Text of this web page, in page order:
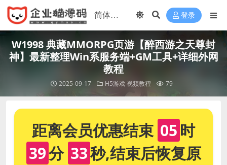
登录
W1998 典藏MMORPG页游【醉西游之天尊封
神】最新整理Win系服务端+GM工具+详细外网
教程
2025-09-17 H5游戏 视频教程 79
距离会员优惠结束 05时
39分 32秒,结束后恢复原